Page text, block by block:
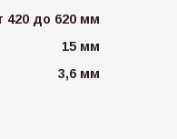
420 до 620 мм
15 мм
3,6 мм